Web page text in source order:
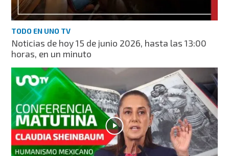
TODO EN UNO TV
Noticias de hoy 15 de junio 2026, hasta las 13:00
horas, en un minuto